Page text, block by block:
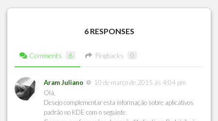
6 RESPONSES
Comments 6 Pingbacks 0
Aram Juliano
10 de março de 2015 às 4:04 pm
Olá,
Desejo complementar esta informação sobre aplicativos
padrão no KDE com o seguinte.